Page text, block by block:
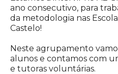
ano consecutivo, para
da metodologia nas
Castelo!
Neste agrupamento
alunos e contamos com
e tutoras voluntárias.